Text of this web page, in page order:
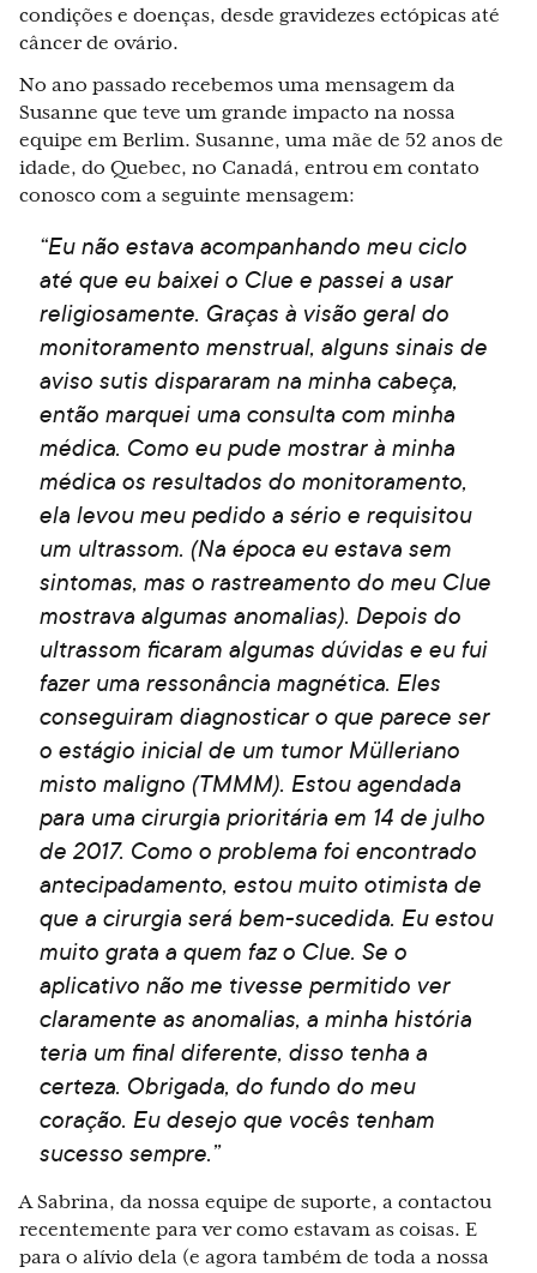
condições e doenças, desde gravidezes ectópicas até
câncer de ovário.
No ano passado recebemos uma mensagem da
Susanne que teve um grande impacto na nossa
equipe em Berlim. Susanne, uma mãe de 52 anos de
idade, do Quebec, no Canadá, entrou em contato
conosco com a seguinte mensagem:
“Eu não estava acompanhando meu ciclo
até que eu baixei o Clue e passei a usar
religiosamente. Graças à visão geral do
monitoramento menstrual, alguns sinais de
aviso sutis dispararam na minha cabeça,
então marquei uma consulta com minha
médica. Como eu pude mostrar à minha
médica os resultados do monitoramento,
ela levou meu pedido a sério e requisitou
um ultrassom. (Na época eu estava sem
sintomas, mas o rastreamento do meu Clue
mostrava algumas anomalias). Depois do
ultrassom ficaram algumas dúvidas e eu fui
fazer uma ressonância magnética. Eles
conseguiram diagnosticar o que parece ser
o estágio inicial de um tumor Mülleriano
misto maligno (TMMM). Estou agendada
para uma cirurgia prioritária em 14 de julho
de 2017. Como o problema foi encontrado
antecipadamento, estou muito otimista de
que a cirurgia será bem-sucedida. Eu estou
muito grata a quem faz o Clue. Se o
aplicativo não me tivesse permitido ver
claramente as anomalias, a minha história
teria um final diferente, disso tenha a
certeza. Obrigada, do fundo do meu
coração. Eu desejo que vocês tenham
sucesso sempre.”
A Sabrina, da nossa equipe de suporte, a contactou
recentemente para ver como estavam as coisas. E
para o alívio dela (e agora também de toda a nossa